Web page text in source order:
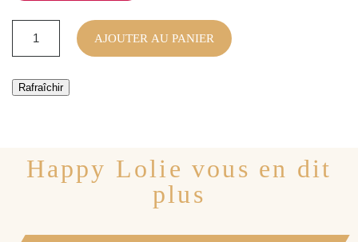
AJOUTER AU PANIER
Happy Lolie vous en dit
plus